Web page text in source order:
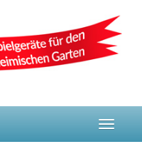
Toggle